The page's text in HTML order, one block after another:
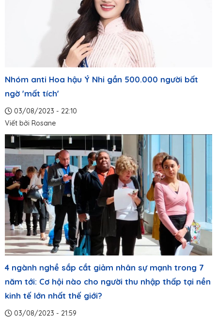
Nhóm anti Hoa hậu Ý Nhi gần 500.000 người bất
ngờ 'mất tích'
03/08/2023 - 22:10
Viết bởi Rosane
4 ngành nghề sắp cắt giảm nhân sự mạnh trong 7
năm tới: Cơ hội nào cho người thu nhập thấp tại nền
kinh tế lớn nhất thế giới?
03/08/2023 - 21:59